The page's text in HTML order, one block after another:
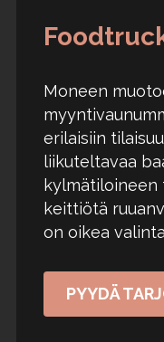
Moneen
erilaisiin
liikuteltavaa
kylmätiloineen
keittiötä
on oikea
PYYDÄ